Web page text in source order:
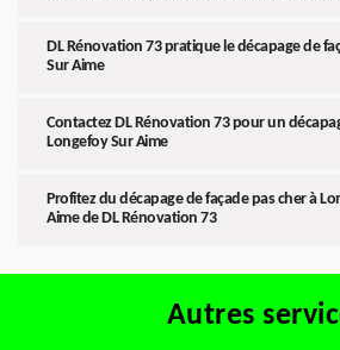
DL Rénovation 73 pratique le décapage de
Sur Aime
Contactez DL Rénovation 73 pour un
Longefoy Sur Aime
Profitez du décapage de façade pas cher à
Aime de DL Rénovation 73
Autres